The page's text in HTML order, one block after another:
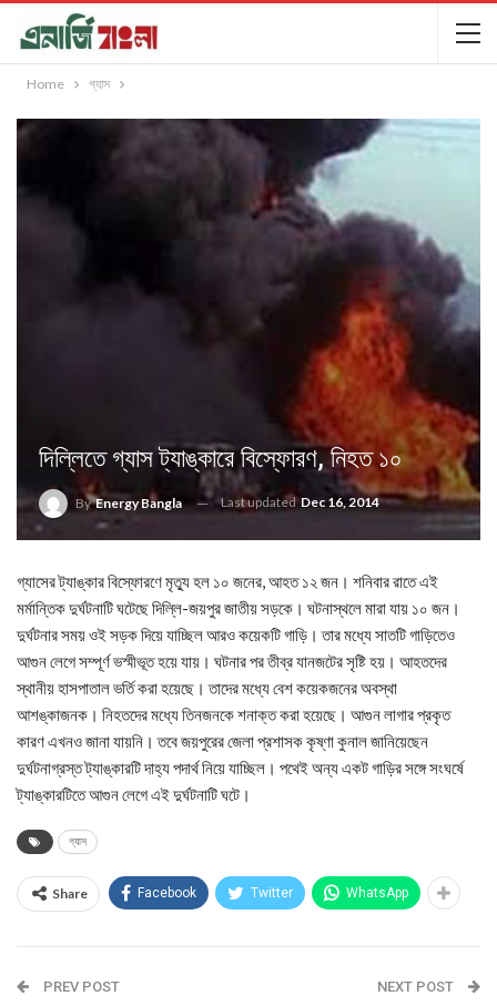
Home গ্যাস
দিল্লিতে গ্যাস ট্যাঙ্কারে বিস্ফোরণ, নিহত ১০
ByEnergy Bangla Last updated Dec 16, 2014
গ্যাসের ট্যাঙ্কার বিস্ফোরণে মৃত্যু হল ১০ জনের, আহত ১২ জন। শনিবার রাতে এই
মর্মান্তিক দুর্ঘটনাটি ঘটেছে দিল্লি-জয়পুর জাতীয় সড়কে। ঘটনাস্থলে মারা যায় ১০ জন।
দুর্ঘটনার সময় ওই সড়ক দিয়ে যাচ্ছিল আরও কয়েকটি গাড়ি। তার মধ্যে সাতটি গাড়িতেও
আগুন লেগে সম্পূর্ণ ভস্মীভূত হয়ে যায়। ঘটনার পর তীব্র যানজটের সৃষ্টি হয়। আহতদের
স্থানীয় হাসপাতাল ভর্তি করা হয়েছে। তাদের মধ্যে বেশ কয়েকজনের অবস্থা
আশঙ্কাজনক। নিহতদের মধ্যে তিনজনকে শনাক্ত করা হয়েছে। আগুন লাগার প্রকৃত
কারণ এখনও জানা যায়নি। তবে জয়পুরের জেলা প্রশাসক কৃষ্ণা কুনাল জানিয়েছেন
দুর্ঘটনাগ্রস্ত ট্যাঙ্কারটি দাহ্য পদার্থ নিয়ে যাচ্ছিল। পথেই অন্য একট গাড়ির সঙ্গে সংঘর্ষে
ট্যাঙ্কারটিতে আগুন লেগে এই দুর্ঘটনাটি ঘটে।
গ্যাস
Share Facebook Twitter WhatsApp
PREV POST NEXT POST